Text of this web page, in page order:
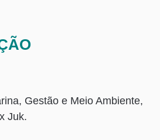
Gestão e Meio Ambiente,
Juk.